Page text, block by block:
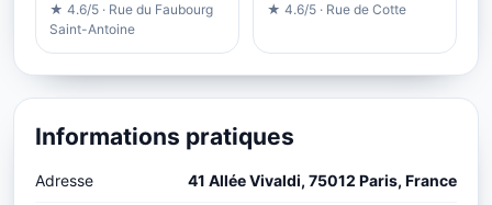
★ 4.6/5 · Rue du Faubourg
Saint-Antoine
★ 4.6/5 · Rue de Cotte
Informations pratiques
Adresse 41 Allée Vivaldi, 75012 Paris, France